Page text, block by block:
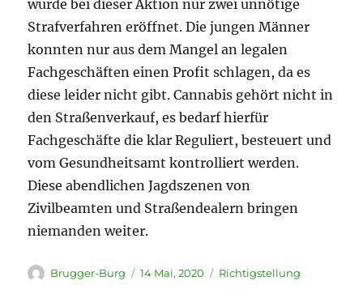
wurde bei dieser Aktion nur zwei unnötige
Strafverfahren eröffnet. Die jungen Männer
konnten nur aus dem Mangel an legalen
Fachgeschäften einen Profit schlagen, da es
diese leider nicht gibt. Cannabis gehört nicht in
den Straßenverkauf, es bedarf hierfür
Fachgeschäfte die klar Reguliert, besteuert und
vom Gesundheitsamt kontrolliert werden.
Diese abendlichen Jagdszenen von
Zivilbeamten und Straßendealern bringen
niemanden weiter.
Autor
Brugger-Burg
Veröffentlicht
14 Mai, 2020 Kategorien
Richtigstellung